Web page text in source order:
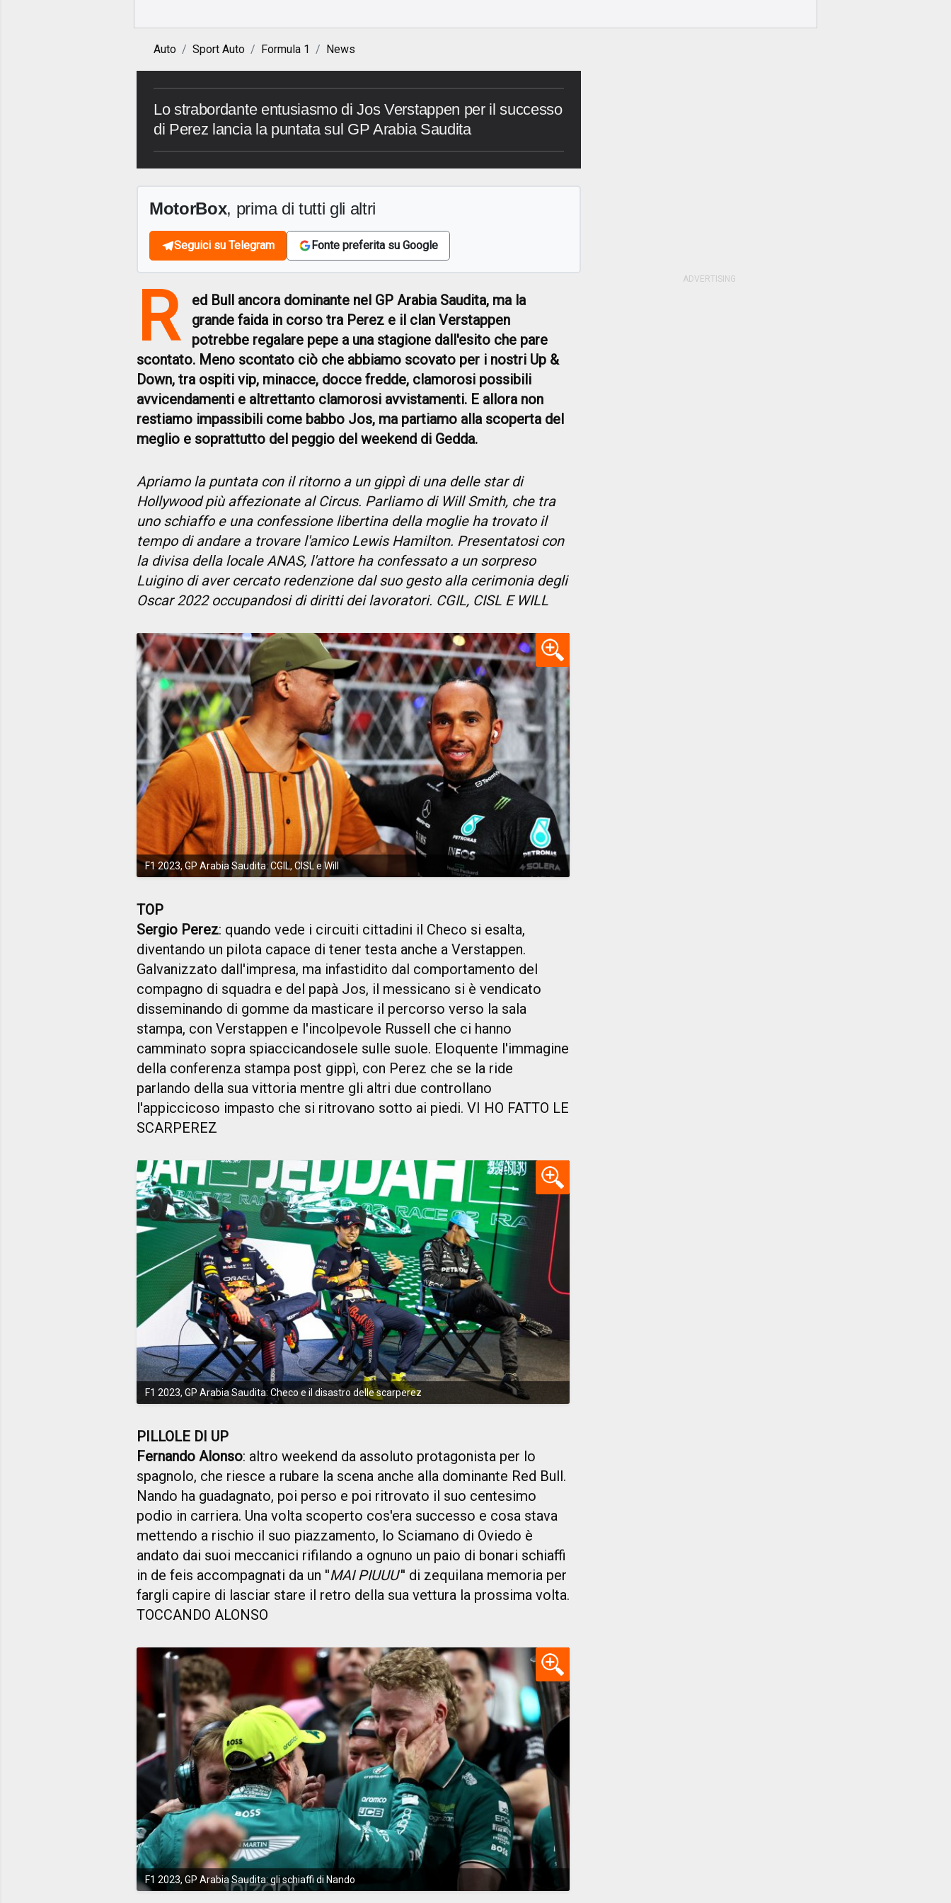
Auto Sport Auto Formula 1 News
Lo strabordante entusiasmo di Jos Verstappen per il successo
di Perez lancia la puntata sul GP Arabia Saudita
MotorBox, prima di tutti gli altri
Seguici su Telegram Fonte preferita su Google
R
ed Bull ancora dominante nel GP Arabia Saudita, ma la
grande faida in corso tra Perez e il clan Verstappen
potrebbe regalare pepe a una stagione dall'esito che pare
scontato. Meno scontato ciò che abbiamo scovato per i nostri Up &
Down, tra ospiti vip, minacce, docce fredde, clamorosi possibili
avvicendamenti e altrettanto clamorosi avvistamenti. E allora non
restiamo impassibili come babbo Jos, ma partiamo alla scoperta del
meglio e soprattutto del peggio del weekend di Gedda.
Apriamo la puntata con il ritorno a un gippì di una delle star di
Hollywood più affezionate al Circus. Parliamo di Will Smith, che tra
uno schiaffo e una confessione libertina della moglie ha trovato il
tempo di andare a trovare l'amico Lewis Hamilton. Presentatosi con
la divisa della locale ANAS, l'attore ha confessato a un sorpreso
Luigino di aver cercato redenzione dal suo gesto alla cerimonia degli
Oscar 2022 occupandosi di diritti dei lavoratori. CGIL, CISL E WILL
F1 2023, GP Arabia Saudita: CGIL, CISL e Will
TOP
Sergio Perez: quando vede i circuiti cittadini il Checo si esalta,
diventando un pilota capace di tener testa anche a Verstappen.
Galvanizzato dall'impresa, ma infastidito dal comportamento del
compagno di squadra e del papà Jos, il messicano si è vendicato
disseminando di gomme da masticare il percorso verso la sala
stampa, con Verstappen e l'incolpevole Russell che ci hanno
camminato sopra spiaccicandosele sulle suole. Eloquente l'immagine
della conferenza stampa post gippì, con Perez che se la ride
parlando della sua vittoria mentre gli altri due controllano
l'appiccicoso impasto che si ritrovano sotto ai piedi. VI HO FATTO LE
SCARPEREZ
F1 2023, GP Arabia Saudita: Checo e il disastro delle scarperez
PILLOLE DI UP
Fernando Alonso: altro weekend da assoluto protagonista per lo
spagnolo, che riesce a rubare la scena anche alla dominante Red Bull.
Nando ha guadagnato, poi perso e poi ritrovato il suo centesimo
podio in carriera. Una volta scoperto cos'era successo e cosa stava
mettendo a rischio il suo piazzamento, lo Sciamano di Oviedo è
andato dai suoi meccanici rifilando a ognuno un paio di bonari schiaffi
in de feis accompagnati da un ''MAI PIUUU''' di zequilana memoria per
fargli capire di lasciar stare il retro della sua vettura la prossima volta.
TOCCANDO ALONSO
F1 2023, GP Arabia Saudita: gli schiaffi di Nando